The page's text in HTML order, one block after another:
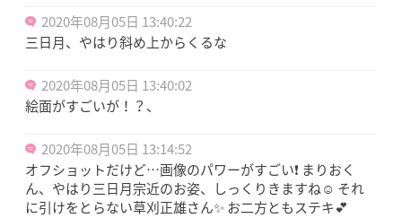
2020年08月05日 13:40:22
三日月、やはり斜め上からくるな
2020年08月05日 13:40:02
絵面がすごいが！？、
2020年08月05日 13:14:52
オフショットだけど…画像のパワーがすごい❗ まりおく
ん、やはり三日月宗近のお姿、しっくりきますね☺️ それ
に引けをとらない草刈正雄さん✨ お二方ともステキ💕